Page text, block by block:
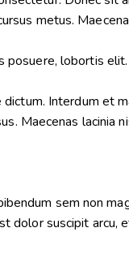
metus.
posuere, lobortis
Interdum et
Maecenas lacinia
sem non
dolor suscipit arcu,